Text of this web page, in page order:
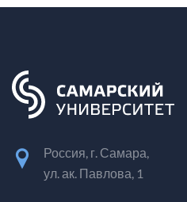
Россия, г. Самара,
ул. ак. Павлова, 1